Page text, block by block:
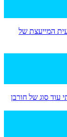
המייעצת של
עוד סוג של חורבן